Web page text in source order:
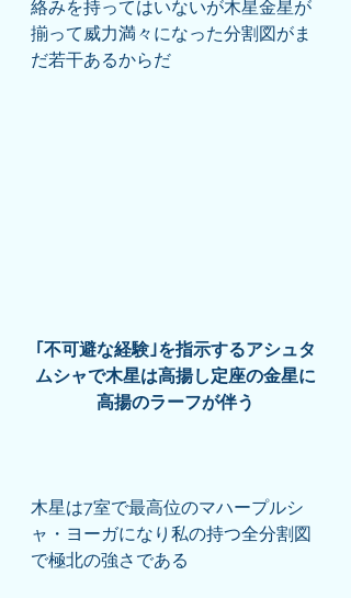
絡みを持ってはいないが木星金星が
揃って威力満々になった分割図がま
だ若干あるからだ
｢不可避な経験｣を指示するアシュタ
ムシャで木星は高揚し定座の金星に
高揚のラーフが伴う
木星は7室で最高位のマハープルシ
ャ・ヨーガになり私の持つ全分割図
で極北の強さである